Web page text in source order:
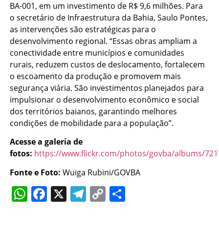
BA-001, em um investimento de R$ 9,6 milhões. Para
o secretário de Infraestrutura da Bahia, Saulo Pontes,
as intervenções são estratégicas para o
desenvolvimento regional. “Essas obras ampliam a
conectividade entre municípios e comunidades
rurais, reduzem custos de deslocamento, fortalecem
o escoamento da produção e promovem mais
segurança viária. São investimentos planejados para
impulsionar o desenvolvimento econômico e social
dos territórios baianos, garantindo melhores
condições de mobilidade para a população”.
Acesse a galeria de
fotos: https://www.flickr.com/photos/govba/albums/
Fonte e Foto: Wuiga Rubini/GOVBA
WhatsApp
Facebook
X Telegram
Copy